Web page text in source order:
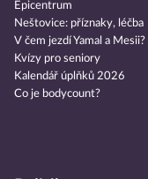
Epicentrum
Neštovice: příznaky, léčba
V čem jezdí Yamal a Mesii?
Kvízy pro seniory
Kalendář úplňků 2026
Co je bodycount?